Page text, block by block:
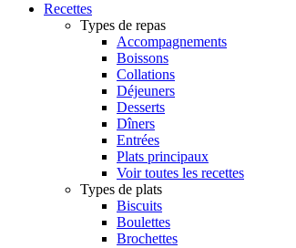
Recettes
Types de repas
Accompagnements
Boissons
Collations
Déjeuners
Desserts
Dîners
Entrées
Plats principaux
Voir toutes les recettes
Types de plats
Biscuits
Boulettes
Brochettes